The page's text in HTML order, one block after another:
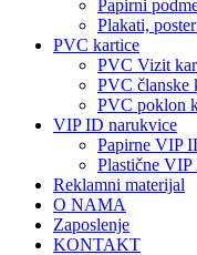
Papirni
Plakati,
PVC kartice
PVC Vizit
PVC članske
PVC poklon
VIP ID narukvice
Papirne VIP
Plastične
Reklamni materijal
O NAMA
Zaposlenje
KONTAKT